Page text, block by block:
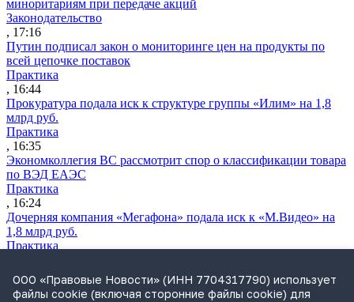
миноритариям при передаче акций
Законодательство
, 17:16
Путин подписал закон о мониторинге цен на продукты по
всей цепочке поставок
Практика
, 16:44
Прокуратура подала иск к структуре группы «Илим» на 1,8
млрд руб.
Практика
, 16:35
Экономколлегия ВС рассмотрит спор о классификации товара
по ВЭД ЕАЭС
Практика
, 16:24
Дочерняя компания «Мегафона» подала иск к «М.Видео» на
1,8 млрд руб.
Практика
СИП проверит отмену патента на систему управления
устройствами после возражений «Яндекса»
ООО «Правовые Новости» (ИНН 7704317790) использует
файлы cookie (включая сторонние файлы cookie) для